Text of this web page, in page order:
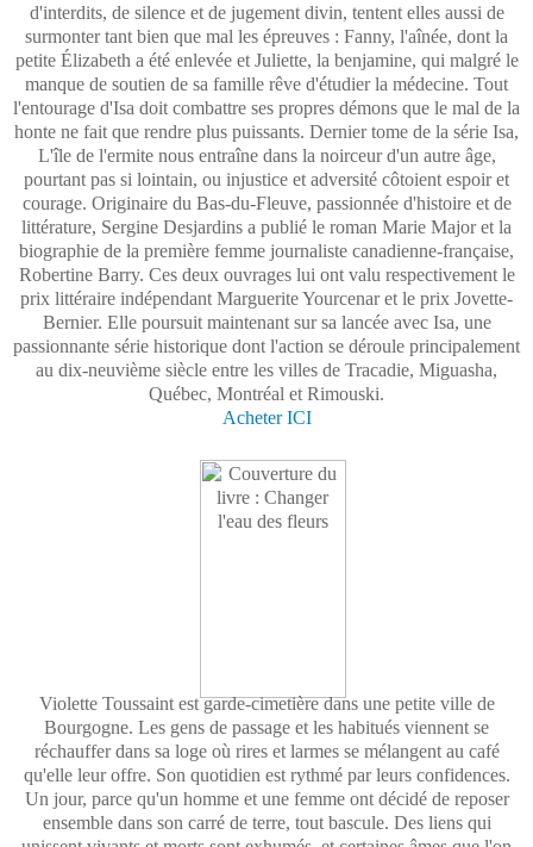
d'interdits, de silence et de jugement divin, tentent elles aussi de
surmonter tant bien que mal les épreuves : Fanny, l'aînée, dont la
petite Élizabeth a été enlevée et Juliette, la benjamine, qui malgré le
manque de soutien de sa famille rêve d'étudier la médecine. Tout
l'entourage d'Isa doit combattre ses propres démons que le mal de la
honte ne fait que rendre plus puissants. Dernier tome de la série Isa,
L'île de l'ermite nous entraîne dans la noirceur d'un autre âge,
pourtant pas si lointain, ou injustice et adversité côtoient espoir et
courage. Originaire du Bas-du-Fleuve, passionnée d'histoire et de
littérature, Sergine Desjardins a publié le roman Marie Major et la
biographie de la première femme journaliste canadienne-française,
Robertine Barry. Ces deux ouvrages lui ont valu respectivement le
prix littéraire indépendant Marguerite Yourcenar et le prix Jovette-
Bernier. Elle poursuit maintenant sur sa lancée avec Isa, une
passionnante série historique dont l'action se déroule principalement
au dix-neuvième siècle entre les villes de Tracadie, Miguasha,
Québec, Montréal et Rimouski.
Acheter ICI
Violette Toussaint est garde-cimetière dans une petite ville de
Bourgogne. Les gens de passage et les habitués viennent se
réchauffer dans sa loge où rires et larmes se mélangent au café
qu'elle leur offre. Son quotidien est rythmé par leurs confidences.
Un jour, parce qu'un homme et une femme ont décidé de reposer
ensemble dans son carré de terre, tout bascule. Des liens qui